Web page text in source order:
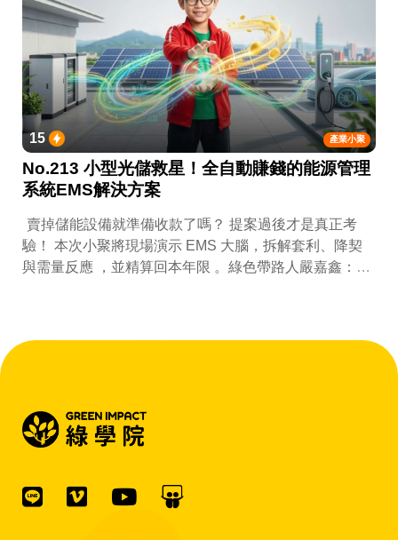
產業小聚
15
No.213 小型光儲救星！全自動賺錢的能源管理
系統EMS解決方案
賣掉儲能設備就準備收款了嗎？ 提案過後才是真正考
驗！ 本次小聚將現場演示 EMS 大腦，拆解套利、降契
與需量反應 ，並精算回本年限 。綠色帶路人嚴嘉鑫：